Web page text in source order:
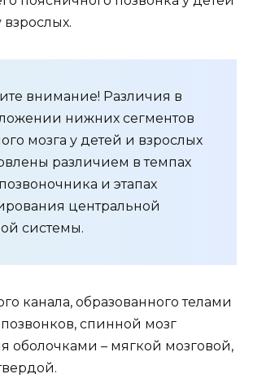
внимание! Различия в
нижних сегментов
мозга у детей и взрослых
различием в темпах
и этапах
центральной
системы.
канала, образованного телами
спинной мозг
оболочками – мягкой мозговой,